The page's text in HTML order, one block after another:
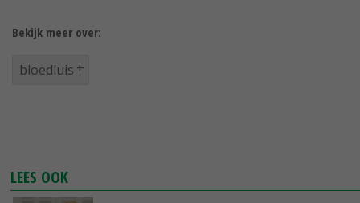
Bekijk meer over:
bloedluis
LEES OOK